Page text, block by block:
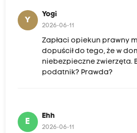
Y
Yogi
2026-06-11
Zapłaci opiekun prawny
dopuścił do tego, że w
niebezpieczne zwierzęta.
podatnik? Prawda?
E
Ehh
2026-06-11